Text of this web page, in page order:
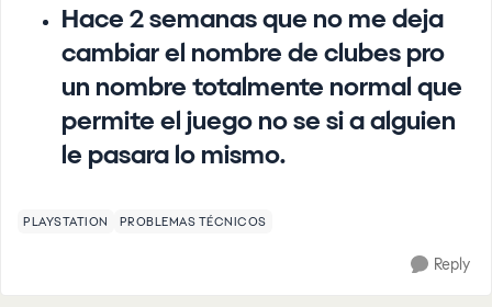
Hace 2 semanas que no me deja
cambiar el nombre de clubes pro
un nombre totalmente normal que
permite el juego no se si a alguien
le pasara lo mismo.
PLAYSTATION PROBLEMAS TÉCNICOS
Reply